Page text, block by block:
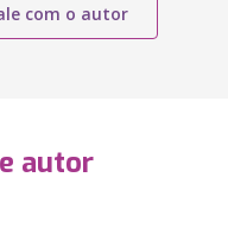
com o autor
autor